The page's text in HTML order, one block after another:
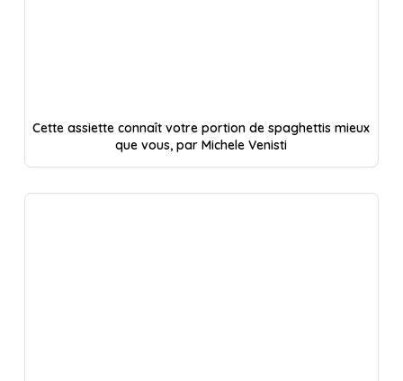
Cette assiette connaît votre portion de spaghettis mieux
que vous, par Michele Venisti